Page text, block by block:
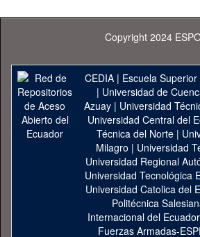
Copyright 2024
CEDIA| Escuela
| Universidad de
Azuay| Universidad
Universidad Central del
Técnica del Norte |
Milagro | Universidad
Universidad Regional
Universidad Tecnológica
Universidad Catolica del
Politécnica
Internacional del Ecuador
Fuerzas Armadas-